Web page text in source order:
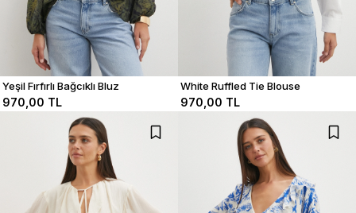
Yeşil Fırfırlı Bağcıklı Bluz
970,00 TL
White Ruffled Tie Blouse
970,00 TL